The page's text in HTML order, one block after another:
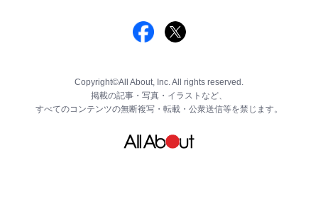
Copyright©All About, Inc. All rights reserved.
掲載の記事・写真・イラストなど、
すべてのコンテンツの無断複写・転載・公衆送信等を禁じます。